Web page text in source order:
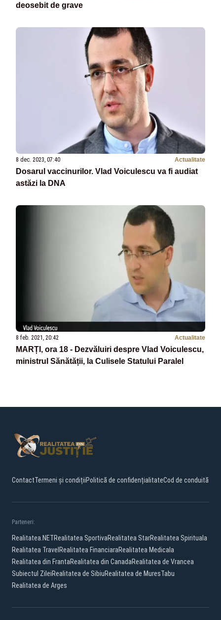
deosebit de grave
8 dec. 2023, 07:40 Actualitate
Dosarul vaccinurilor. Vlad Voiculescu va fi audiat
astăzi la DNA
8 feb. 2021, 20:42 Actualitate
MARȚI, ora 18 - Dezvăluiri despre Vlad Voiculescu,
ministrul Sănătății, la Culisele Statului Paralel
ContactTermeni și condițiiPolitică de confidențialitateCod de conduită
Parteneri:
Realitatea.NETRealitatea SportivaRealitatea StarRealitatea Spirituala
Realitatea Travel Realitatea FinanciaraRealitatea Medicala
Realitatea din FrantaRealitatea din CanadaRealitatea de Vrancea
Subiectul ZileiRealitatea de SibiuRealitatea de MuresTabu
Realitatea de Arges